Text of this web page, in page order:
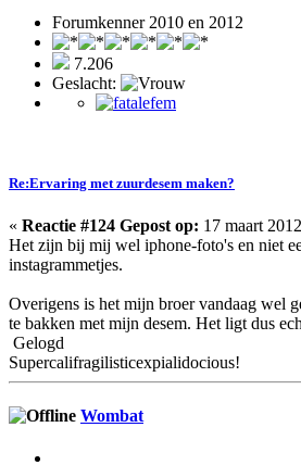
Forumkenner 2010 en 2012
7.206
Geslacht:
Re:Ervaring met zuurdesem maken?
« Reactie #124 Gepost op: 17 maart
Het zijn bij mij wel iphone-foto's en niet
instagrammetjes.
Overigens is het mijn broer vandaag wel
te bakken met mijn desem. Het ligt dus
Gelogd
Supercalifragilisticexpialidocious!
Wombat